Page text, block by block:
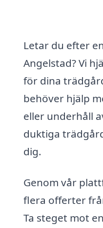
Letar du efter
Angelstad? Vi
för dina
behöver hjälp
eller underhåll
duktiga
dig.
Genom vår
flera offerter
Ta steget mot